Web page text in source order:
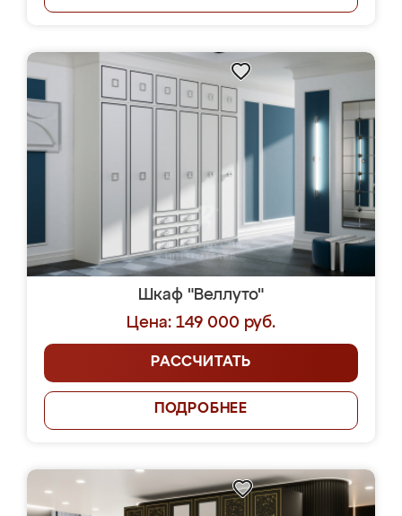
Шкаф "Веллуто"
Цена: 149 000 руб.
РАССЧИТАТЬ
ПОДРОБНЕЕ